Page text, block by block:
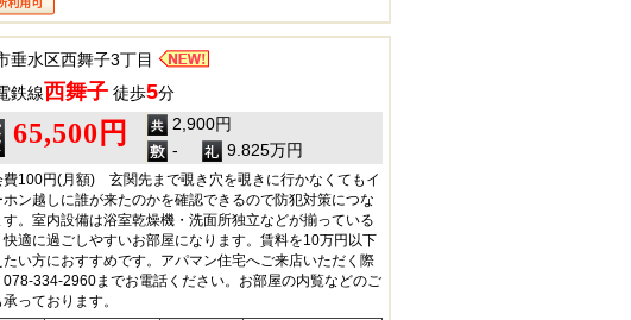
垂水区西舞子3丁目
鉄線西舞子 徒歩5分
65,500円
2,900円
-
9.825万円
費100円(月額) 玄関先まで覗き穴を覗きに行かなくてもイ
ホン越しに誰が来たのかを確認できるので防犯対策につな
す。室内設備は浴室乾燥機・洗面所独立などが揃っている
快適に過ごしやすいお部屋になります。賃料を10万円以下
たい方におすすめです。アパマン住宅へご来店いただく際
078-334-2960までお電話ください。お部屋の内覧などのご
っております。